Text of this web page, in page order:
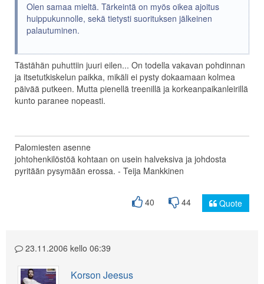
Olen samaa mieltä. Tärkeintä on myös oikea ajoitus
huippukunnolle, sekä tietysti suorituksen jälkeinen
palautuminen.
Tästähän puhuttiin juuri eilen... On todella vakavan pohdinnan
ja itsetutkiskelun paikka, mikäli ei pysty dokaamaan kolmea
päivää putkeen. Mutta pienellä treenillä ja korkeanpaikanleirillä
kunto paranee nopeasti.
Palomiesten asenne
johtohenkilöstöä kohtaan on usein halveksiva ja johdosta
pyritään pysymään erossa. - Teija Mankkinen
40 44 Quote
23.11.2006 kello 06:39
Korson Jeesus